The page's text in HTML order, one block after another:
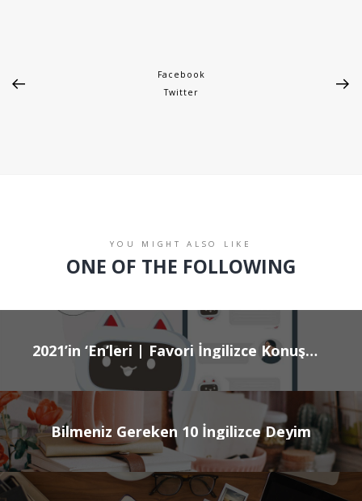
Facebook
Twitter
YOU MIGHT ALSO LIKE
ONE OF THE FOLLOWING
2021’in ‘En’leri | Favori İngilizce Konuşma Arkadaşı: MiMi
Bilmeniz Gereken 10 İngilizce Deyim